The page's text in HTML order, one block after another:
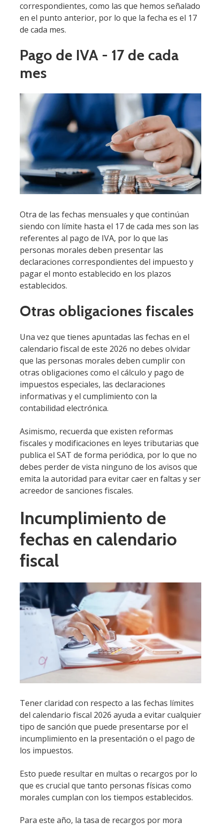
correspondientes, como las que hemos señalado
en el punto anterior, por lo que la fecha es el 17
de cada mes.
Pago de IVA - 17 de cada
mes
Otra de las fechas mensuales y que continúan
siendo con límite hasta el 17 de cada mes son las
referentes al pago de IVA, por lo que las
personas morales deben presentar las
declaraciones correspondientes del impuesto y
pagar el monto establecido en los plazos
establecidos.
Otras obligaciones fiscales
Una vez que tienes apuntadas las fechas en el
calendario fiscal de este 2026 no debes olvidar
que las personas morales deben cumplir con
otras obligaciones como el cálculo y pago de
impuestos especiales, las declaraciones
informativas y el cumplimiento con la
contabilidad electrónica.
Asimismo, recuerda que existen reformas
fiscales y modificaciones en leyes tributarias que
publica el SAT de forma periódica, por lo que no
debes perder de vista ninguno de los avisos que
emita la autoridad para evitar caer en faltas y ser
acreedor de sanciones fiscales.
Incumplimiento de
fechas en calendario
fiscal
Tener claridad con respecto a las fechas límites
del calendario fiscal 2026 ayuda a evitar cualquier
tipo de sanción que puede presentarse por el
incumplimiento en la presentación o el pago de
los impuestos.
Esto puede resultar en multas o recargos por lo
que es crucial que tanto personas físicas como
morales cumplan con los tiempos establecidos.
Para este año, la tasa de recargos por mora